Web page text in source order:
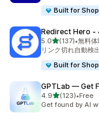
Built for
Redirect Hero ‑
5.05つ星中
(137)
合計レビュー数：
•無料体
リンク切れ自動検
Built for
GPTLab — Get
4.95つ星中
(123)
合計レビュー数：
•Free
Get found by AI